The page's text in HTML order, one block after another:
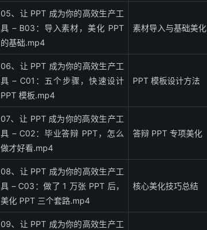
05、让 PPT 成为你的高效生产工
具 – B03：导入素材，美化 PPT
的基础.mp4
素材导入与基础美化
06、让 PPT 成为你的高效生产工
具 – C01：五个步骤，快速设计
PPT 模板.mp4
PPT 模板设计方法
07、让 PPT 成为你的高效生产工
具 – C02：毕业答辩 PPT，怎么
做才好看.mp4
答辩 PPT 专项美化
08、让 PPT 成为你的高效生产工
具 – C03：做了 1 万张 PPT 后，
美化 PPT 三个套路.mp4
核心美化技巧总结
09、让 PPT 成为你的高效生产工